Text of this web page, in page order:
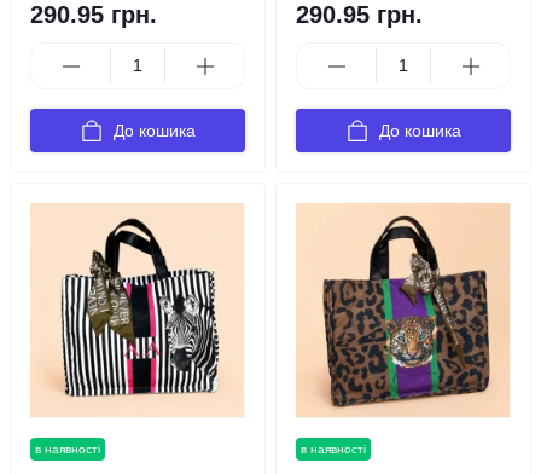
290.95 грн.
До кошика
290.95 грн.
До кошика
в наявності в наявності